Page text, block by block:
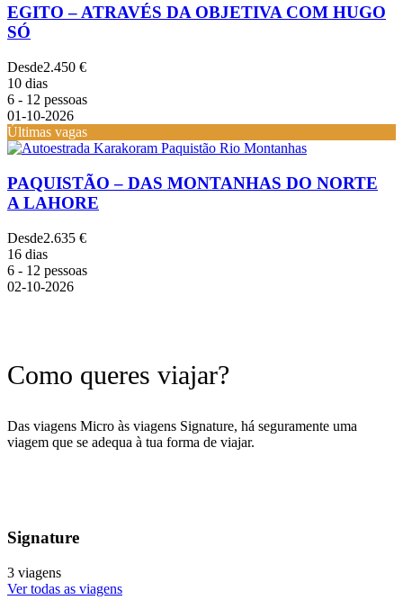
EGITO – ATRAVÉS DA OBJETIVA COM HUGO
SÓ
Desde2.450 €
10 dias
6 - 12 pessoas
01-10-2026
Últimas vagas
PAQUISTÃO – DAS MONTANHAS DO NORTE
A LAHORE
Desde2.635 €
16 dias
6 - 12 pessoas
02-10-2026
Como queres viajar?
Das viagens Micro às viagens Signature, há seguramente uma
viagem que se adequa à tua forma de viajar.
Signature
3 viagens
Ver todas as viagens